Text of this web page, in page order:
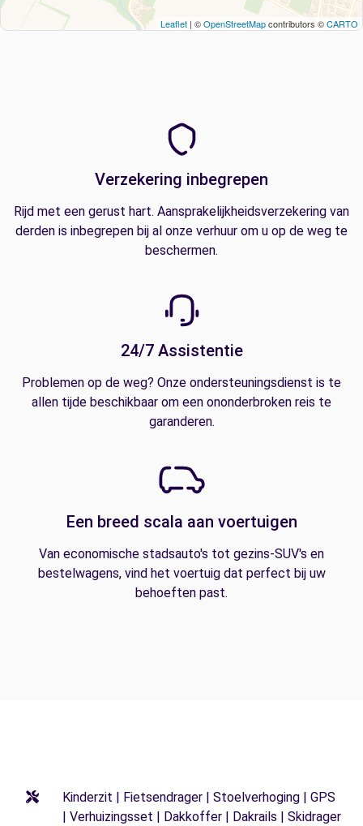
Leaflet | ©OpenStreetMapcontributors ©CARTO
Verzekering inbegrepen
Rijd met een gerust hart. Aansprakelijkheidsverzekering van
derden is inbegrepen bij al onze verhuur om u op de weg te
beschermen.
24/7 Assistentie
Problemen op de weg? Onze ondersteuningsdienst is te
allen tijde beschikbaar om een ononderbroken reis te
garanderen.
Een breed scala aan voertuigen
Van economische stadsauto's tot gezins-SUV's en
bestelwagens, vind het voertuig dat perfect bij uw
behoeften past.
Kinderzit | Fietsendrager | Stoelverhoging | GPS
| Verhuizingsset | Dakkoffer | Dakrails | Skidrager